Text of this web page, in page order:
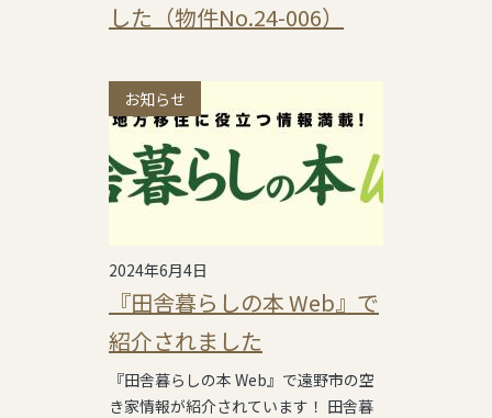
した（物件No.24-006）
お知らせ
2024年6月4日
『田舎暮らしの本 Web』で
紹介されました
『田舎暮らしの本 Web』で遠野市の空
き家情報が紹介されています！ 田舎暮